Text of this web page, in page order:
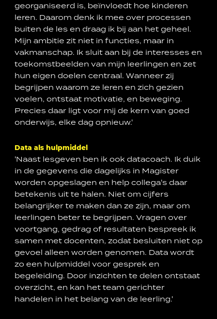
georganiseerd is, beïnvloedt hoe kinderen
leren. Daarom denk ik mee over processen
buiten de les en draag ik bij aan het geheel.
Mijn ambitie zit niet in functies, maar in
vakmanschap. Ik sluit aan bij de interesses en
toekomstbeelden van mijn leerlingen en zet
hun eigen doelen centraal. Wanneer zij
begrijpen waarom ze leren en zich gezien
voelen, ontstaat motivatie, en beweging.
Precies daar ligt voor mij de kern van goed
onderwijs, elke dag opnieuw.'
Data als hulpmiddel
'Naast lesgeven ben ik ook datacoach. Ik duik
in de gegevens die dagelijks in Magister
worden opgeslagen en help collega's daar
betekenis uit te halen. Niet om cijfers
belangrijker te maken dan ze zijn, maar om
leerlingen beter te begrijpen. Vragen over
voortgang, gedrag of resultaten bespreek ik
samen met docenten, zodat besluiten niet op
gevoel alleen worden genomen. Data wordt
zo een hulpmiddel voor gesprek en
begeleiding. Door inzichten te delen ontstaat
overzicht, en kan het team gerichter
handelen in het belang van de leerling.'